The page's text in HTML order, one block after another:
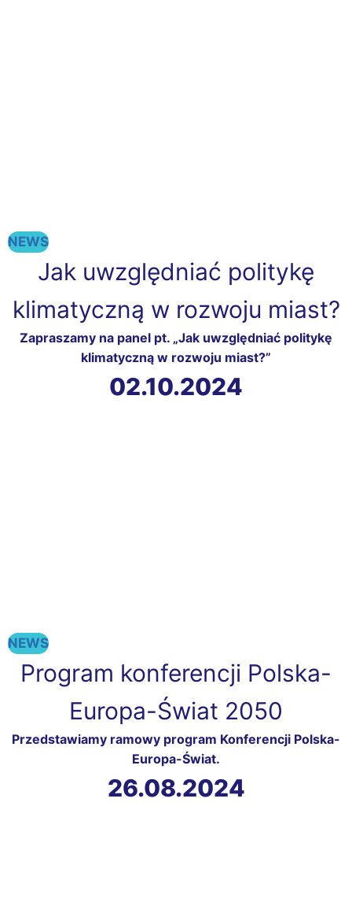
NEWS
Jak uwzględniać politykę
klimatyczną w rozwoju miast?
Zapraszamy na panel pt. „Jak uwzględniać politykę
klimatyczną w rozwoju miast?”
02.10.2024
NEWS
Program konferencji Polska-
Europa-Świat 2050
Przedstawiamy ramowy program Konferencji Polska-
Europa-Świat.
26.08.2024